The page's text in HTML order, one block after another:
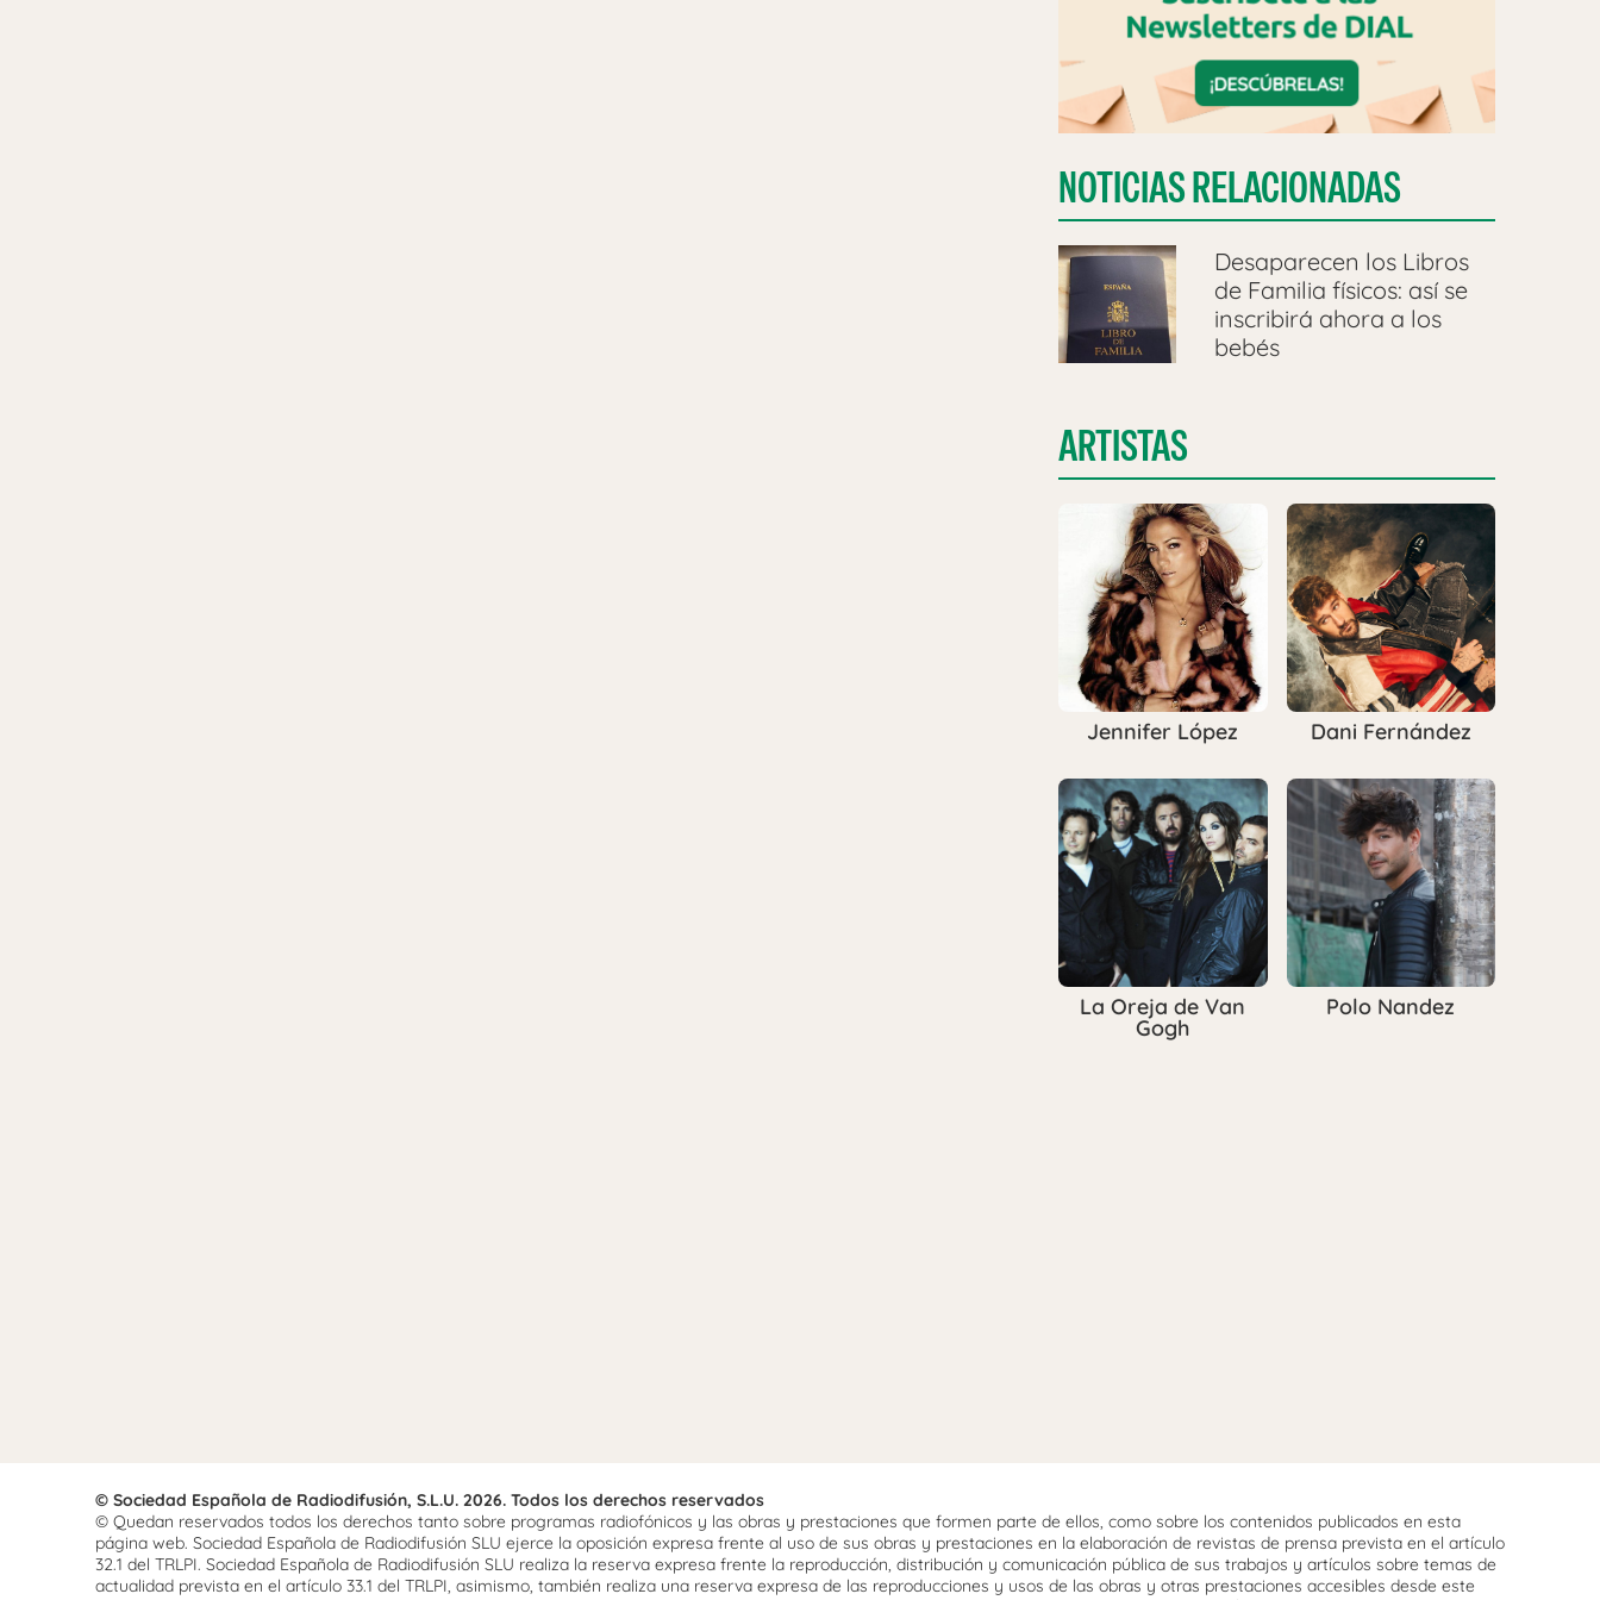
NOTICIAS RELACIONADAS
Desaparecen los Libros
de Familia físicos: así se
inscribirá ahora a los
bebés
ARTISTAS
Jennifer López Dani Fernández
La Oreja de Van
Gogh
Polo Nandez
© Sociedad Española de Radiodifusión, S.L.U. 2026. Todos los derechos reservados
© Quedan reservados todos los derechos tanto sobre programas radiofónicos y las obras y prestaciones que formen parte de ellos, como sobre los contenidos publicados en esta
página web. Sociedad Española de Radiodifusión SLU ejerce la oposición expresa frente al uso de sus obras y prestaciones en la elaboración de revistas de prensa prevista en el artículo
32.1 del TRLPI. Sociedad Española de Radiodifusión SLU realiza la reserva expresa frente la reproducción, distribución y comunicación pública de sus trabajos y artículos sobre temas de
actualidad prevista en el artículo 33.1 del TRLPI, asimismo, también realiza una reserva expresa de las reproducciones y usos de las obras y otras prestaciones accesibles desde este